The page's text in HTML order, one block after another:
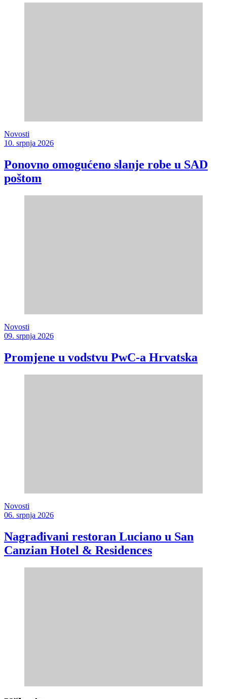
Novosti
10. srpnja 2026
Ponovno omogućeno slanje robe u SAD
poštom
Novosti
09. srpnja 2026
Promjene u vodstvu PwC-a Hrvatska
Novosti
06. srpnja 2026
Nagrađivani restoran Luciano u San
Canzian Hotel & Residences